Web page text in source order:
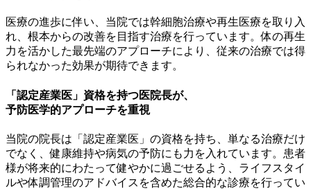
医療の進歩に伴い、当院では幹細胞治療や再生医療を取り入
れ、根本からの改善を目指す治療を行っています。体の再生
力を活かした最先端のアプローチにより、従来の治療では得
られなかった効果が期待できます。
「認定産業医」 資格を持つ医院長が、
予防医学的アプローチを重視
当院の院長は「認定産業医」の資格を持ち、単なる治療だけ
でなく、健康維持や病気の予防にも力を入れています。患者
様が将来的にわたって健やかに過ごせるよう、ライフスタイ
ルや体調管理のアドバイスを含めた総合的な診療を行ってい